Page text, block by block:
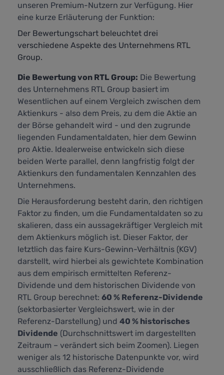
unseren Premium-Nutzern zur Verfügung. Hier
eine kurze Erläuterung der Funktion:
Der Bewertungschart beleuchtet drei
verschiedene Aspekte des Unternehmens RTL
Group.
Die Bewertung von RTL Group: Die Bewertung
des Unternehmens RTL Group basiert im
Wesentlichen auf einem Vergleich zwischen dem
Aktienkurs - also dem Preis, zu dem die Aktie an
der Börse gehandelt wird - und den zugrunde
liegenden Fundamentaldaten, hier dem Gewinn
pro Aktie. Idealerweise entwickeln sich diese
beiden Werte parallel, denn langfristig folgt der
Aktienkurs den fundamentalen Kennzahlen des
Unternehmens.
Die Herausforderung besteht darin, den richtigen
Faktor zu finden, um die Fundamentaldaten so zu
skalieren, dass ein aussagekräftiger Vergleich mit
dem Aktienkurs möglich ist. Dieser Faktor, der
letztlich das faire Kurs-Gewinn-Verhältnis (KGV)
darstellt, wird hierbei als gewichtete Kombination
aus dem empirisch ermittelten Referenz-
Dividende und dem historischen Dividende von
RTL Group berechnet: 60 % Referenz-Dividende
(sektorbasierter Vergleichswert, wie in der
Referenz-Darstellung) und 40 % historisches
Dividende (Durchschnittswert im dargestellten
Zeitraum – verändert sich beim Zoomen). Liegen
weniger als 12 historische Datenpunkte vor, wird
ausschließlich das Referenz-Dividende